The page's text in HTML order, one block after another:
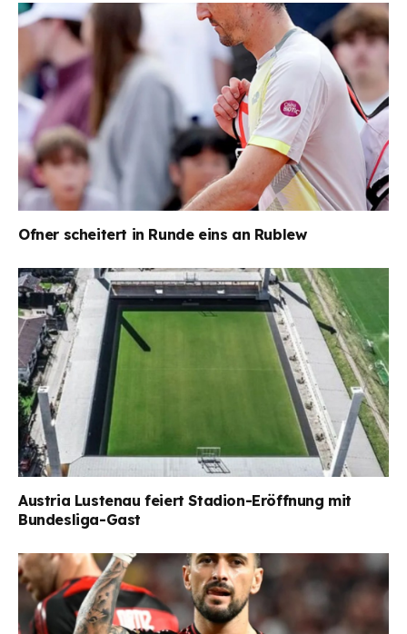
Ofner scheitert in Runde eins an Rublew
Austria Lustenau feiert Stadion-Eröffnung mit
Bundesliga-Gast